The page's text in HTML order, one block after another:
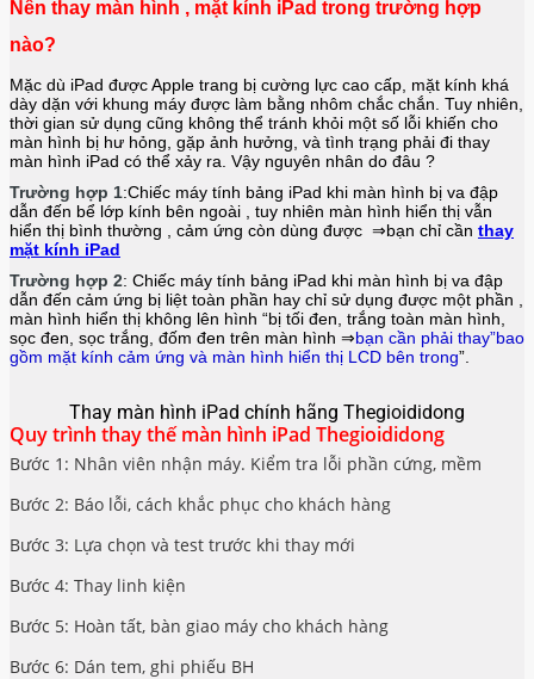
Nên thay màn hình , mặt kính iPad trong trường hợp
nào?
Mặc dù iPad được Apple trang bị cường lực cao cấp, mặt kính khá
dày dặn với khung máy được làm bằng nhôm chắc chắn. Tuy nhiên,
thời gian sử dụng cũng không thể tránh khỏi một số lỗi khiến cho
màn hình bị hư hỏng, gặp ảnh hưởng, và tình trạng phải đi thay
màn hình iPad có thể xảy ra. Vậy nguyên nhân do đâu ?
Trường hợp 1:Chiếc máy tính bảng iPad khi màn hình bị va đập
dẫn đến bể lớp kính bên ngoài , tuy nhiên màn hình hiển thị vẫn
hiển thị bình thường , cảm ứng còn dùng được ⇒bạn chỉ cần thay
mặt kính iPad
Trường hợp 2: Chiếc máy tính bảng iPad khi màn hình bị va đập
dẫn đến cảm ứng bị liệt toàn phần hay chỉ sử dụng được một phần ,
màn hình hiển thị không lên hình “bị tối đen, trắng toàn màn hình,
sọc đen, sọc trắng, đốm đen trên màn hình ⇒bạn cần phải thay”bao
gồm mặt kính cảm ứng và màn hình hiển thị LCD bên trong”.
Thay màn hình iPad chính hãng Thegioididong
Quy trình thay thế màn hình iPad Thegioididong
Bước 1: Nhân viên nhận máy. Kiểm tra lỗi phần cứng, mềm
Bước 2: Báo lỗi, cách khắc phục cho khách hàng
Bước 3: Lựa chọn và test trước khi thay mới
Bước 4: Thay linh kiện
Bước 5: Hoàn tất, bàn giao máy cho khách hàng
Bước 6: Dán tem, ghi phiếu BH